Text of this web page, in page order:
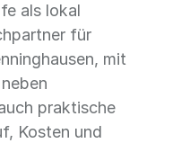
als lokal
für
mit
praktische
Kosten und